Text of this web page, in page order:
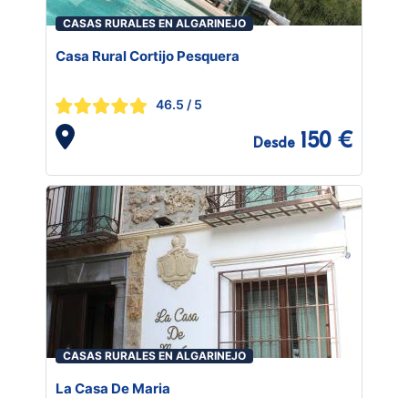
CASAS RURALES EN ALGARINEJO
Casa Rural Cortijo Pesquera
46.5 / 5
Desde 150 €
CASAS RURALES EN ALGARINEJO
La Casa De Maria